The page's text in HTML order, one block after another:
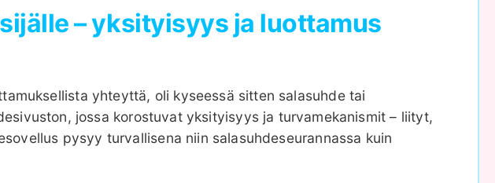
– yksityisyys ja luottamus
yhteyttä, oli kyseessä sitten salasuhde tai
jossa korostuvat yksityisyys ja turvamekanismit – liityt,
pysyy turvallisena niin salasuhdeseurannassa kuin